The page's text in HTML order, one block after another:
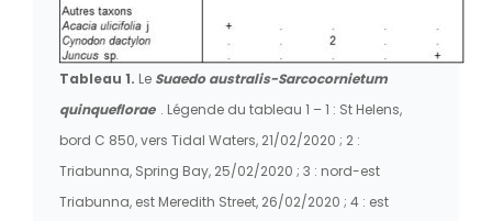
Tableau 1. Le Suaedo australis-Sarcocornietum
quinqueflorae . Légende du tableau 1 – 1 : St Helens,
bord C 850, vers Tidal Waters, 21/02/2020 ; 2 :
Triabunna, Spring Bay, 25/02/2020 ; 3 : nord-est
Triabunna, est Meredith Street, 26/02/2020 ; 4 : est